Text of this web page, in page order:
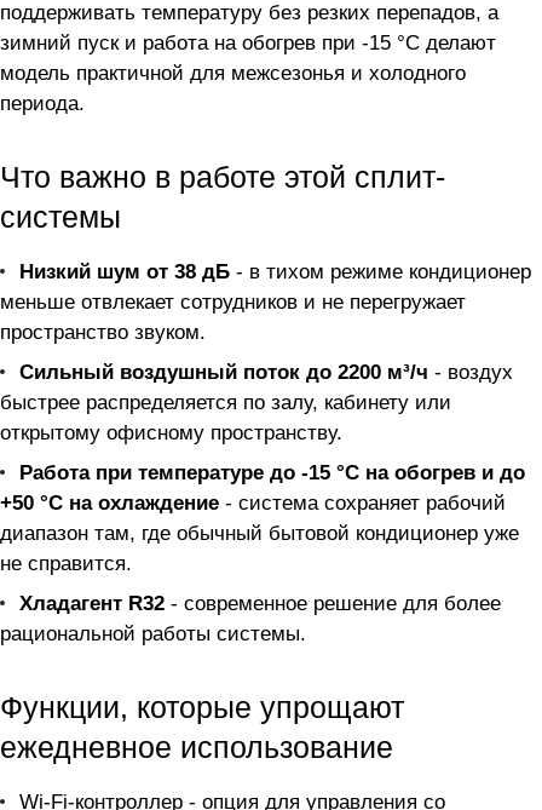
поддерживать температуру без резких перепадов, а
зимний пуск и работа на обогрев при -15 °C делают
модель практичной для межсезонья и холодного
периода.
Что важно в работе этой сплит-
системы
Низкий шум от 38 дБ - в тихом режиме кондиционер
меньше отвлекает сотрудников и не перегружает
пространство звуком.
Сильный воздушный поток до 2200 м³/ч - воздух
быстрее распределяется по залу, кабинету или
открытому офисному пространству.
Работа при температуре до -15 °C на обогрев и до
+50 °C на охлаждение - система сохраняет рабочий
диапазон там, где обычный бытовой кондиционер уже
не справится.
Хладагент R32 - современное решение для более
рациональной работы системы.
Функции, которые упрощают
ежедневное использование
Wi-Fi-контроллер - опция для управления со